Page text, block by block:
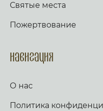
Святые места
Пожертвование
Навигация
О нас
Политика